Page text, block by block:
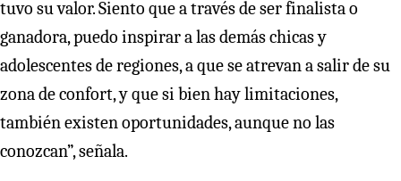
tuvo su valor. Siento que a través de ser finalista o
ganadora, puedo inspirar a las demás chicas y
adolescentes de regiones, a que se atrevan a salir de su
zona de confort, y que si bien hay limitaciones,
también existen oportunidades, aunque no las
conozcan”, señala.